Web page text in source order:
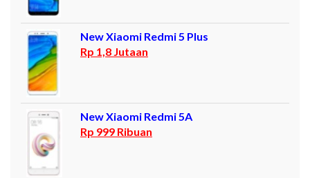
New Xiaomi Redmi 5 Plus
Rp 1,8 Jutaan
New Xiaomi Redmi 5A
Rp 999 Ribuan